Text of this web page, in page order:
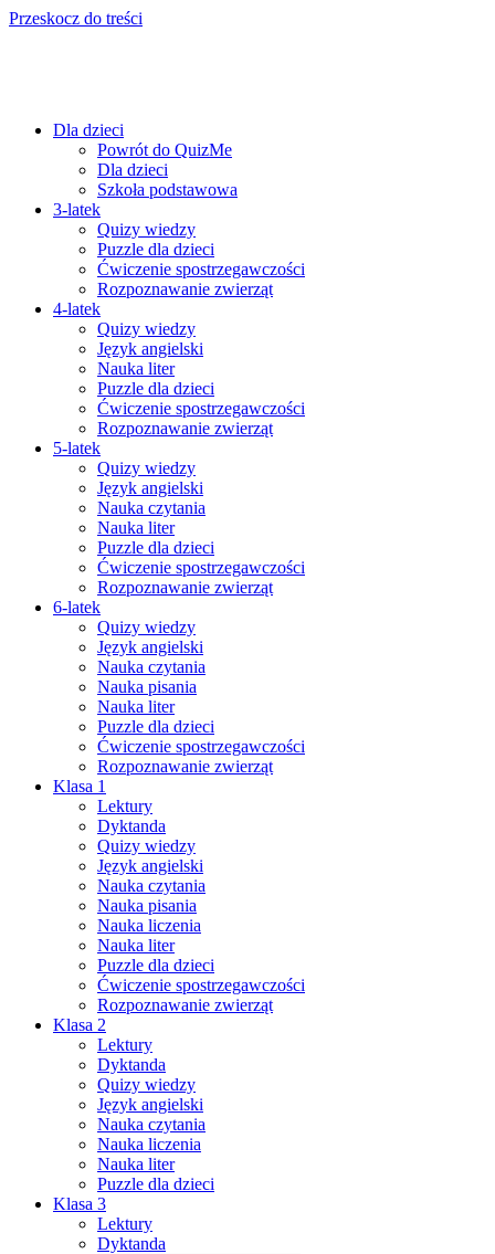
Przeskocz do treści
Dla dzieci
Powrót do QuizMe
Dla dzieci
Szkoła podstawowa
3-latek
Quizy wiedzy
Puzzle dla dzieci
Ćwiczenie spostrzegawczości
Rozpoznawanie zwierząt
4-latek
Quizy wiedzy
Język angielski
Nauka liter
Puzzle dla dzieci
Ćwiczenie spostrzegawczości
Rozpoznawanie zwierząt
5-latek
Quizy wiedzy
Język angielski
Nauka czytania
Nauka liter
Puzzle dla dzieci
Ćwiczenie spostrzegawczości
Rozpoznawanie zwierząt
6-latek
Quizy wiedzy
Język angielski
Nauka czytania
Nauka pisania
Nauka liter
Puzzle dla dzieci
Ćwiczenie spostrzegawczości
Rozpoznawanie zwierząt
Klasa 1
Lektury
Dyktanda
Quizy wiedzy
Język angielski
Nauka czytania
Nauka pisania
Nauka liczenia
Nauka liter
Puzzle dla dzieci
Ćwiczenie spostrzegawczości
Rozpoznawanie zwierząt
Klasa 2
Lektury
Dyktanda
Quizy wiedzy
Język angielski
Nauka czytania
Nauka liczenia
Nauka liter
Puzzle dla dzieci
Klasa 3
Lektury
Dyktanda